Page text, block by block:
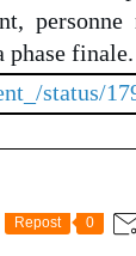
finale.
status/
Repost 0